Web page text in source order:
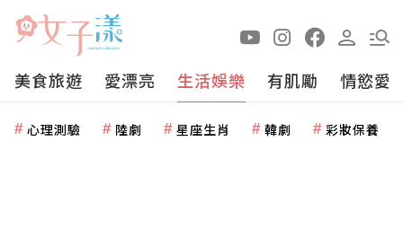
美食旅遊 愛漂亮 生活娛樂 有肌勵 情慾愛
心理測驗 陸劇 星座生肖 韓劇 彩妝保養